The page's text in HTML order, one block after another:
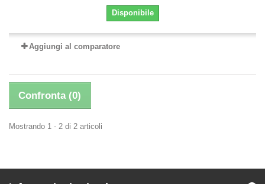
Disponibile
Aggiungi al comparatore
Confronta (0)
Mostrando 1 - 2 di 2 articoli